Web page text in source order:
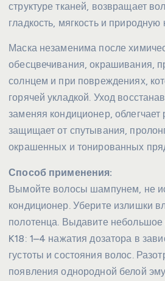
структуре тканей, возвращает
гладкость, мягкость и природную
Маска незаменима после
обесцвечивания, окрашивания,
солнцем и при повреждениях,
горячей укладкой. Уход
заменяя кондиционер,
защищает от спутывания,
окрашенных и тонированных
Способ применения:
Вымойте волосы шампунем, не
кондиционер. Уберите излишки
полотенца. Выдавите небольшое
K18: 1–4 нажатия дозатора в
густоты и состояния волос.
появления однородной белой